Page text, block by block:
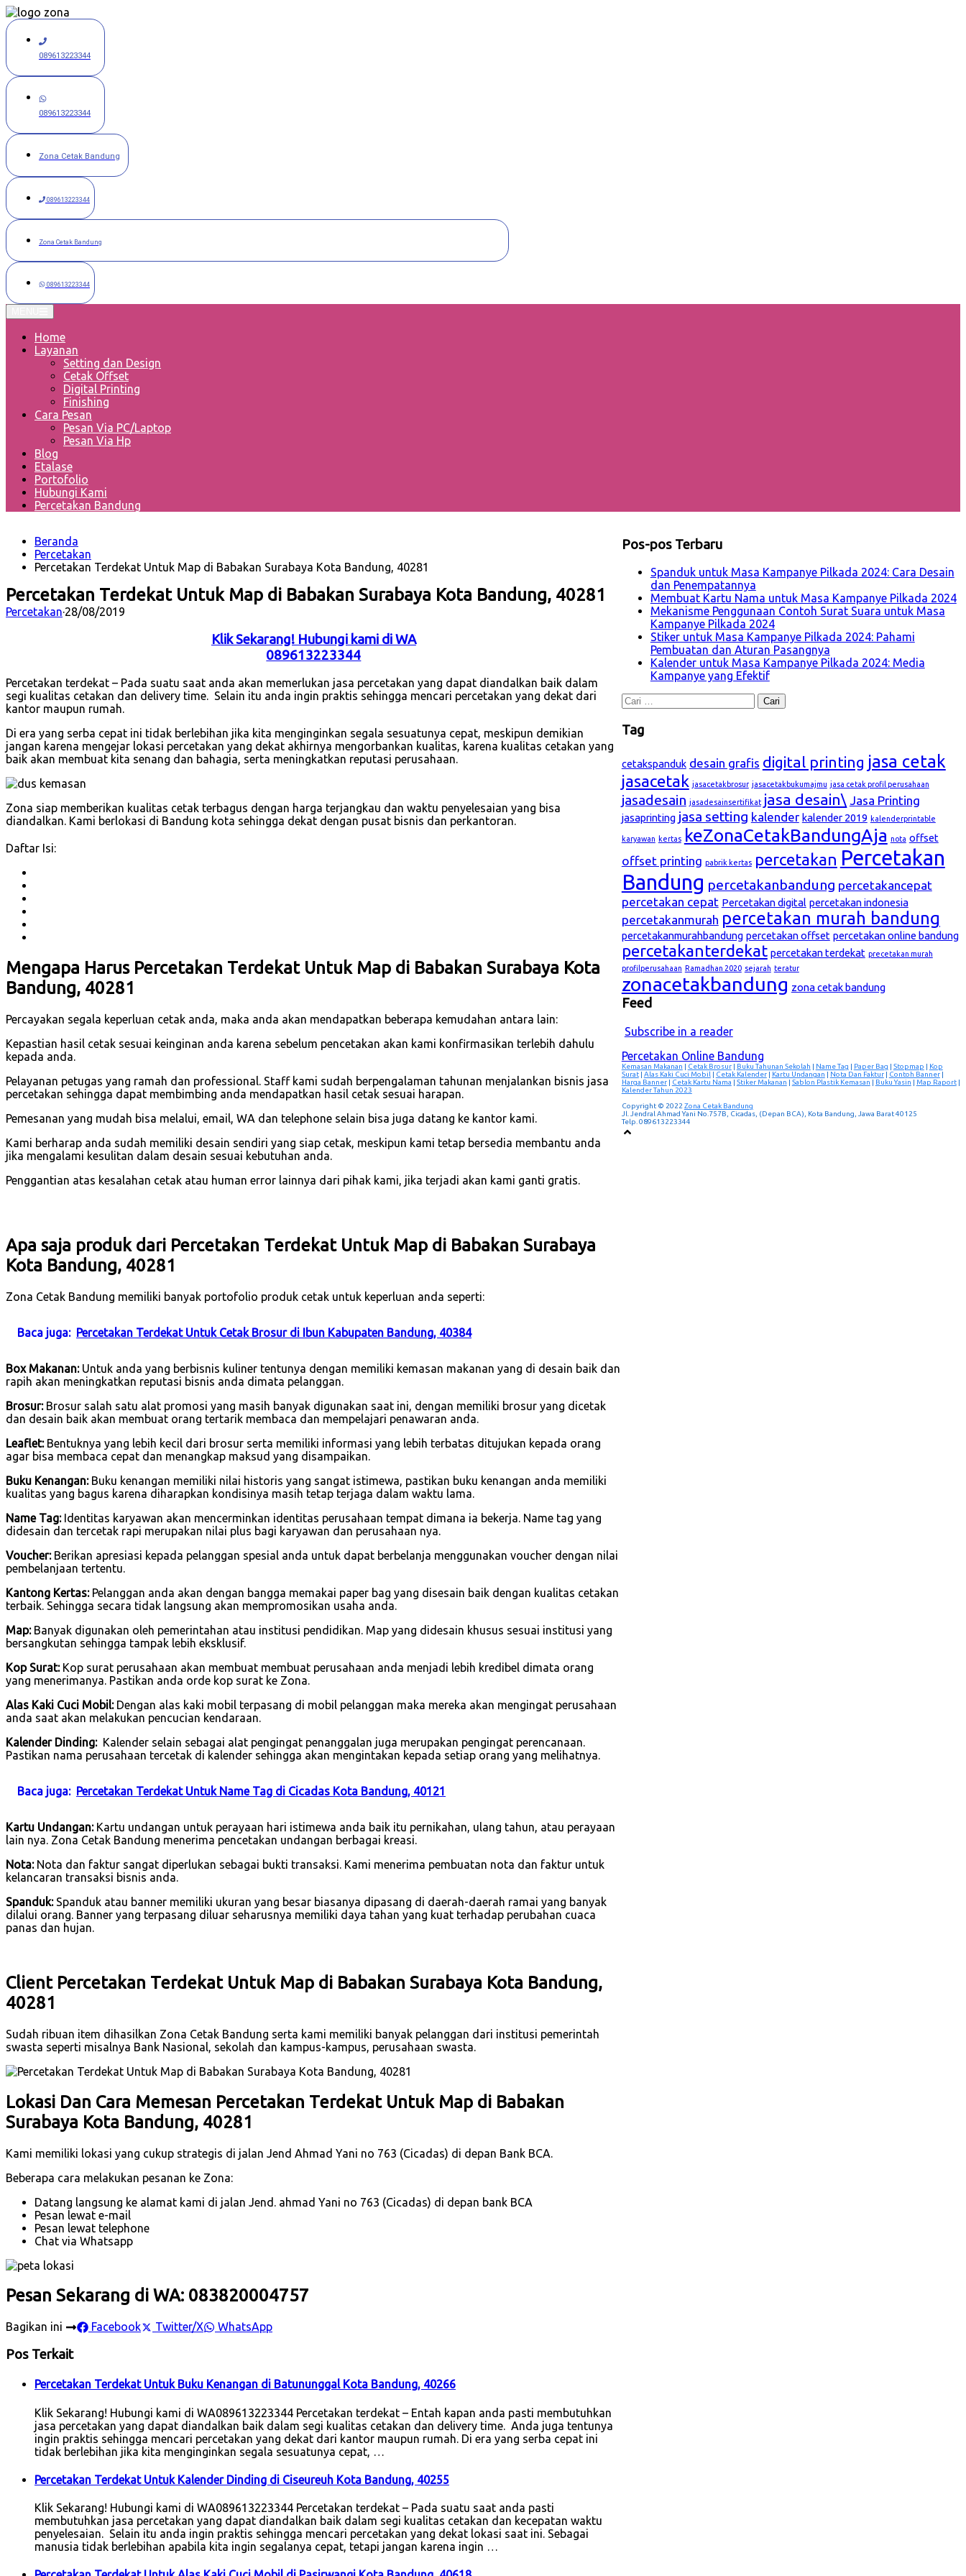
Langsung
ke
konten
089613223344
089613223344
Zona Cetak Bandung
089613223344
Zona Cetak Bandung
089613223344
Home
Layanan
Setting dan Design
Cetak Offset
Digital Printing
Finishing
Cara Pesan
Pesan Via PC/Laptop
Pesan Via Hp
Blog
Etalase
Portofolio
Hubungi Kami
Percetakan Bandung
Beranda
Percetakan
Percetakan Terdekat Untuk Map di Babakan Surabaya Kota Bandung, 40281
Percetakan Terdekat Untuk Map di Babakan Surabaya Kota Bandung, 40281
Percetakan·28/08/2019
Klik Sekarang! Hubungi kami di WA
089613223344
Percetakan terdekat – Pada suatu saat anda akan memerlukan jasa percetakan yang dapat diandalkan baik dalam
segi kualitas cetakan dan delivery time. Selain itu anda ingin praktis sehingga mencari percetakan yang dekat dari
kantor maupun rumah.
Di era yang serba cepat ini tidak berlebihan jika kita menginginkan segala sesuatunya cepat, meskipun demikian
jangan karena mengejar lokasi percetakan yang dekat akhirnya mengorbankan kualitas, karena kualitas cetakan yang
baik akan membuat kita senang dan bahagia, serta meningkatkan reputasi perusahaan.
Zona siap memberikan kualitas cetak terbagus dengan harga terjangkau dan waktu penyelesaian yang bisa
diandalkan. Kami berlokasi di Bandung kota sehingga dekat dengan pusat bisnis dan perkantoran.
Daftar Isi:
Mengapa Harus Percetakan Terdekat Untuk Map di Babakan Surabaya Kota
Bandung, 40281
Percayakan segala keperluan cetak anda, maka anda akan mendapatkan beberapa kemudahan antara lain:
Kepastian hasil cetak sesuai keinginan anda karena sebelum pencetakan akan kami konfirmasikan terlebih dahulu
kepada anda.
Pelayanan petugas yang ramah dan professional. Staff kami sudah berpengalaman tahunan menjalankan bisnis jasa
percetakan sehingga dapat membimbing anda mendapatkan hasil cetak sesuai harapan.
Pemesanan yang mudah bisa melalui, email, WA dan telephone selain bisa juga datang ke kantor kami.
Kami berharap anda sudah memiliki desain sendiri yang siap cetak, meskipun kami tetap bersedia membantu anda
jika mengalami kesulitan dalam desain sesuai kebutuhan anda.
Penggantian atas kesalahan cetak atau human error lainnya dari pihak kami, jika terjadi akan kami ganti gratis.
Apa saja produk dari Percetakan Terdekat Untuk Map di Babakan Surabaya
Kota Bandung, 40281
Zona Cetak Bandung memiliki banyak portofolio produk cetak untuk keperluan anda seperti:
Baca juga: Percetakan Terdekat Untuk Cetak Brosur di Ibun Kabupaten Bandung, 40384
Box Makanan:Untuk anda yang berbisnis kuliner tentunya dengan memiliki kemasan makanan yang di desain baik dan
rapih akan meningkatkan reputasi bisnis anda dimata pelanggan.
Brosur:Brosur salah satu alat promosi yang masih banyak digunakan saat ini, dengan memiliki brosur yang dicetak
dan desain baik akan membuat orang tertarik membaca dan mempelajari penawaran anda.
Leaflet:Bentuknya yang lebih kecil dari brosur serta memiliki informasi yang lebih terbatas ditujukan kepada orang
agar bisa membaca cepat dan menangkap maksud yang disampaikan.
Buku Kenangan:Buku kenangan memiliki nilai historis yang sangat istimewa, pastikan buku kenangan anda memiliki
kualitas yang bagus karena diharapkan kondisinya masih tetap terjaga dalam waktu lama.
Name Tag:Identitas karyawan akan mencerminkan identitas perusahaan tempat dimana ia bekerja. Name tag yang
didesain dan tercetak rapi merupakan nilai plus bagi karyawan dan perusahaan nya.
Voucher:Berikan apresiasi kepada pelanggan spesial anda untuk dapat berbelanja menggunakan voucher dengan nilai
pembelanjaan tertentu.
Kantong Kertas:Pelanggan anda akan dengan bangga memakai paper bag yang disesain baik dengan kualitas cetakan
terbaik. Sehingga secara tidak langsung akan mempromosikan usaha anda.
Map:Banyak digunakan oleh pemerintahan atau institusi pendidikan. Map yang didesain khusus sesuai institusi yang
bersangkutan sehingga tampak lebih eksklusif.
Kop Surat:Kop surat perusahaan akan membuat membuat perusahaan anda menjadi lebih kredibel dimata orang
yang menerimanya. Pastikan anda orde kop surat ke Zona.
Alas Kaki Cuci Mobil:Dengan alas kaki mobil terpasang di mobil pelanggan maka mereka akan mengingat perusahaan
anda saat akan melakukan pencucian kendaraan.
Kalender Dinding:Kalender selain sebagai alat pengingat penanggalan juga merupakan pengingat perencanaan.
Pastikan nama perusahaan tercetak di kalender sehingga akan mengintakan kepada setiap orang yang melihatnya.
Baca juga: Percetakan Terdekat Untuk Name Tag di Cicadas Kota Bandung, 40121
Kartu Undangan:Kartu undangan untuk perayaan hari istimewa anda baik itu pernikahan, ulang tahun, atau perayaan
lain nya. Zona Cetak Bandung menerima pencetakan undangan berbagai kreasi.
Nota:Nota dan faktur sangat diperlukan sebagai bukti transaksi. Kami menerima pembuatan nota dan faktur untuk
kelancaran transaksi bisnis anda.
Spanduk:Spanduk atau banner memiliki ukuran yang besar biasanya dipasang di daerah-daerah ramai yang banyak
dilalui orang. Banner yang terpasang diluar seharusnya memiliki daya tahan yang kuat terhadap perubahan cuaca
panas dan hujan.
Client Percetakan Terdekat Untuk Map di Babakan Surabaya Kota Bandung,
40281
Sudah ribuan item dihasilkan Zona Cetak Bandung serta kami memiliki banyak pelanggan dari institusi pemerintah
swasta seperti misalnya Bank Nasional, sekolah dan kampus-kampus, perusahaan swasta.
Lokasi Dan Cara Memesan Percetakan Terdekat Untuk Map di Babakan
Surabaya Kota Bandung, 40281
Kami memiliki lokasi yang cukup strategis di jalan Jend Ahmad Yani no 763 (Cicadas) di depan Bank BCA.
Beberapa cara melakukan pesanan ke Zona:
Datang langsung ke alamat kami di jalan Jend. ahmad Yani no 763 (Cicadas) di depan bank BCA
Pesan lewat e-mail
Pesan lewat telephone
Chat via Whatsapp
Pesan Sekarang di WA: 083820004757
Bagikan ini Facebook Twitter/X WhatsApp
Pos Terkait
Percetakan Terdekat Untuk Buku Kenangan di Batununggal Kota Bandung, 40266
Klik Sekarang! Hubungi kami di WA089613223344 Percetakan terdekat – Entah kapan anda pasti membutuhkan
jasa percetakan yang dapat diandalkan baik dalam segi kualitas cetakan dan delivery time. Anda juga tentunya
ingin praktis sehingga mencari percetakan yang dekat dari kantor maupun rumah. Di era yang serba cepat ini
tidak berlebihan jika kita menginginkan segala sesuatunya cepat, …
Percetakan Terdekat Untuk Kalender Dinding di Ciseureuh Kota Bandung, 40255
Klik Sekarang! Hubungi kami di WA089613223344 Percetakan terdekat – Pada suatu saat anda pasti
membutuhkan jasa percetakan yang dapat diandalkan baik dalam segi kualitas cetakan dan kecepatan waktu
penyelesaian. Selain itu anda ingin praktis sehingga mencari percetakan yang dekat lokasi saat ini. Sebagai
manusia tidak berlebihan apabila kita ingin segalanya cepat, tetapi jangan karena ingin …
Pos-pos Terbaru
Spanduk untuk Masa Kampanye Pilkada 2024: Cara Desain
dan Penempatannya
Membuat Kartu Nama untuk Masa Kampanye Pilkada 2024
Mekanisme Penggunaan Contoh Surat Suara untuk Masa
Kampanye Pilkada 2024
Stiker untuk Masa Kampanye Pilkada 2024: Pahami
Pembuatan dan Aturan Pasangnya
Kalender untuk Masa Kampanye Pilkada 2024: Media
Kampanye yang Efektif
Cari
Tag
cetakspanduk desain grafis digital printing jasa cetak
jasacetak jasacetakbrosur jasacetakbukumajmu jasa cetak profil perusahaan
jasadesain jasadesainsertifikat jasa desain\ Jasa Printing
jasaprinting jasa setting kalender kalender 2019 kalenderprintable
karyawan kertas keZonaCetakBandungAja nota offset
offset printing pabrik kertas percetakan Percetakan
Bandung percetakanbandung percetakancepat
percetakan cepat Percetakan digital percetakan indonesia
percetakanmurah percetakan murah bandung
percetakanmurahbandung percetakan offset percetakan online bandung
percetakanterdekat percetakan terdekat precetakan murah
profilperusahaan Ramadhan 2020 sejarah teratur
zonacetakbandung zona cetak bandung
Feed
Subscribe in a reader
Percetakan Online Bandung
Kemasan Makanan | Cetak Brosur| Buku Tahunan Sekolah | Name Tag | Paper Bag | Stopmap | Kop
Surat| Alas Kaki Cuci Mobil | Cetak Kalender| Kartu Undangan | Nota Dan Faktur| Contoh Banner|
Harga Banner| Cetak Kartu Nama | Stiker Makanan | Sablon Plastik Kemasan | Buku Yasin | Map Raport|
Kalender Tahun 2023
Copyright © 2022 Zona Cetak Bandung
Jl. Jendral Ahmad Yani No.757B, Cicadas, (Depan BCA), Kota Bandung, Jawa Barat 40125
Telp. 089613223344